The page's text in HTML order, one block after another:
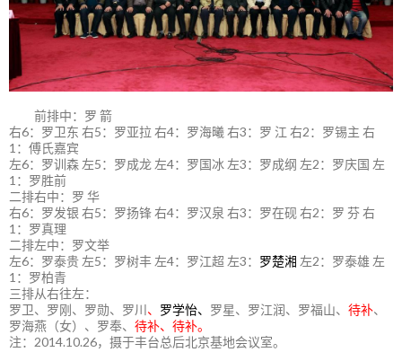
前排中：罗 箭
右6：罗卫东 右5：罗亚拉 右4：罗海曦 右3：罗 江 右2：罗锡主 右
1：傅氏嘉宾
左6：罗训森 左5：罗成龙 左4：罗国冰 左3：罗成纲 左2：罗庆国 左
1：罗胜前
二排右中：罗 华
右6：罗发银 右5：罗扬锋 右4：罗汉泉 右3：罗在砚 右2：罗 芬 右
1：罗真理
二排左中：罗文举
左6：罗泰贵 左5：罗树丰 左4：罗江超 左3： 罗楚湘 左2：罗泰雄 左
1：罗柏青
三排从右往左：
罗卫、罗刚、罗勋、罗川 、 罗学怡、 罗星、罗江润、罗福山、 待补、
罗海燕（女）、罗奉、 待补、待补。
注：2014.10.26，摄于丰台总后北京基地会议室。